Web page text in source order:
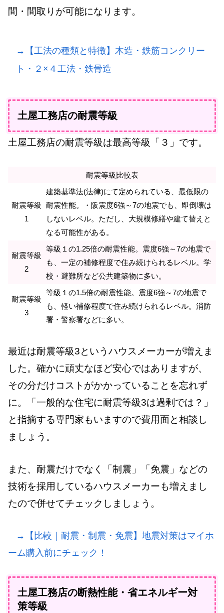
間・間取りが可能になります。
→【工法の種類と特徴】木造・鉄筋コンクリー
ト・２×４工法・鉄骨造
土屋工務店の耐震等級
土屋工務店の耐震等級は最高等級「３」です。
耐震等級比較表
耐震等級
1
建築基準法(法律)にて定められている、最低限の
耐震性能。・阪震度6強～7の地震でも、即倒壊は
しないレベル。ただし、大規模修繕や建て替えと
なる可能性がある。
耐震等級
2
等級１の1.25倍の耐震性能。震度6強～7の地震で
も、一定の補修程度で住み続けられるレベル。学
校・避難所など公共建築物に多い。
耐震等級
3
等級１の1.5倍の耐震性能。震度6強～7の地震で
も、軽い補修程度で住み続けられるレベル。消防
署・警察署などに多い。
最近は耐震等級3というハウスメーカーが増えま
した。確かに頑丈なほど安心ではありますが、
その分だけコストがかかっていることを忘れず
に。「一般的な住宅に耐震等級3は過剰では？」
と指摘する専門家もいますので費用面と相談し
ましょう。
また、耐震だけでなく「制震」「免震」などの
技術を採用しているハウスメーカーも増えまし
たので併せてチェックしましょう。
→【比較｜耐震・制震・免震】地震対策はマイホ
ーム購入前にチェック！
土屋工務店の断熱性能・省エネルギー対
策等級